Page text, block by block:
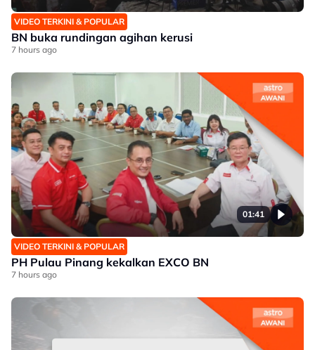
VIDEO TERKINI & POPULAR
BN buka rundingan agihan kerusi
7 hours ago
01:41
VIDEO TERKINI & POPULAR
PH Pulau Pinang kekalkan EXCO BN
7 hours ago